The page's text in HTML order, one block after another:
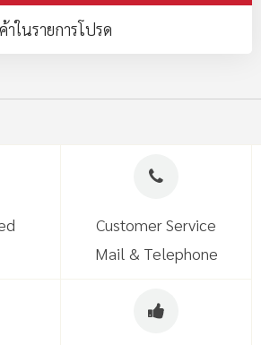
ในรายการโปรด
Customer Service
Mail & Telephone